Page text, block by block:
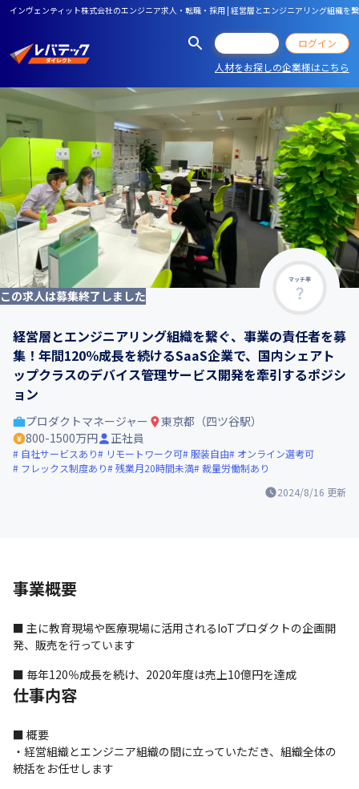
インヴェンティット株式会社のエンジニア求人・転職・採用 | 経営層とエンジニアリング組織
ログイン
人材をお探しの企業様はこちら
マッチ率
この求人は募集終了しました
経営層とエンジニアリング組織を繋ぐ、事業の責任者を募
集！年間120％成長を続けるSaaS企業で、国内シェアト
ップクラスのデバイス管理サービス開発を牽引するポジシ
ョン
2024/8/16 更新
プロダクトマネージャー
東京都（四ツ谷駅）
800-1500万円
正社員
自社サービスあり リモートワーク可 服装自由
オンライン選考可
フレックス制度あり
残業月20時間未満 裁量労働制あり
事業概要
■ 主に教育現場や医療現場に活用されるIoTプロダクトの企画開
発、販売を行っています
■ 毎年120％成長を続け、2020年度は売上10億円を達成
仕事内容
■ 概要
・経営組織とエンジニア組織の間に立っていただき、組織全体の
統括をお任せします